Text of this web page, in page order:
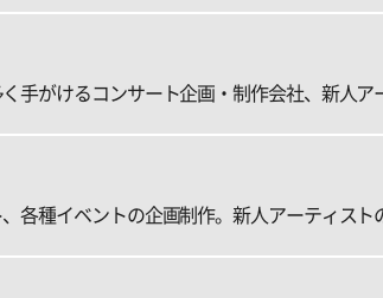
手がけるコンサート企画・制作会社、新人ア
各種イベントの企画制作。新人アーティスト